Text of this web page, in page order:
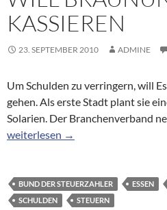
KASSIEREN
23. SEPTEMBER 2010 ADMINE
Um Schulden zu verringern, will
gehen. Als erste Stadt plant sie
Solarien. Der Branchenverband
Solarien: Stadt Essen will
weiterlesen →
BUND DER STEUERZAHLER ESSEN
SCHULDEN
STEUERN